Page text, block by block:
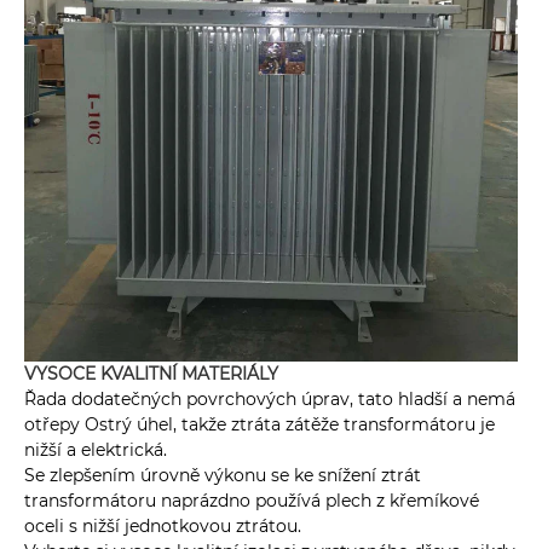
VYSOCE KVALITNÍ MATERIÁLY
Řada dodatečných povrchových úprav, tato hladší a nemá
otřepy Ostrý úhel, takže ztráta zátěže transformátoru je
nižší a elektrická.
Se zlepšením úrovně výkonu se ke snížení ztrát
transformátoru naprázdno používá plech z křemíkové
oceli s nižší jednotkovou ztrátou.